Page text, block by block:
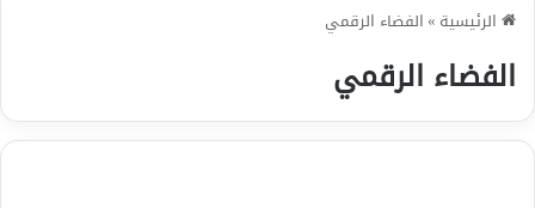
الرئيسية »الفضاء الرقمي
الفضاء الرقمي